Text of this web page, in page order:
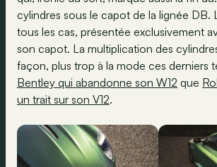
cylindres sous le capot de la lignée DB.
tous les cas, présentée exclusivement
son capot. La multiplication des
façon, plus trop à la mode ces derniers
Bentley qui abandonne son W12 que
un trait sur son V12.